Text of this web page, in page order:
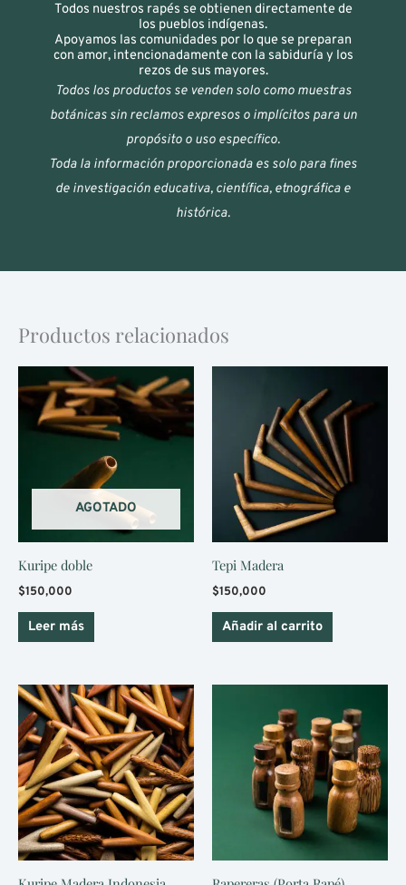
Todos nuestros rapés se obtienen directamente de
los pueblos indígenas.
Apoyamos las comunidades por lo que se preparan
con amor, intencionadamente con la sabiduría y los
rezos de sus mayores.
Todos los productos se venden solo como muestras
botánicas sin reclamos expresos o implícitos para un
propósito o uso específico.
Toda la información proporcionada es solo para fines
de investigación educativa, científica, etnográfica e
histórica.
Productos relacionados
AGOTADO
Kuripe doble
$150,000
Leer más
Tepi Madera
$150,000
Añadir al carrito